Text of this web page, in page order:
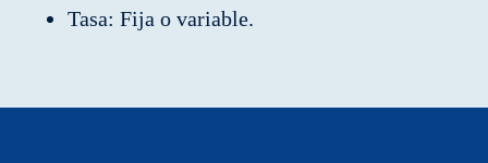
Tasa: Fija o variable.